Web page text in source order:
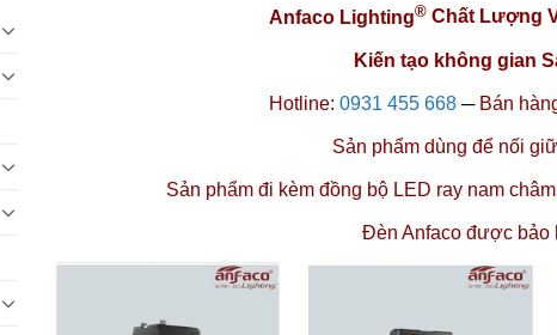
Anfaco Lighting® Chất Lượng
Kiến tạo không gian
Hotline: 0931 455 668 ─Bán
Sản phẩm dùng để nối
Sản phẩm đi kèm đồng bộ LED ray nam
Đèn Anfaco được bảo